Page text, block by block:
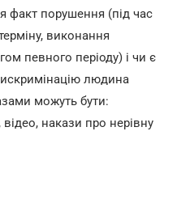
факт порушення (під час
виконання
певного періоду) і чи є
людина
можуть бути:
накази про нерівну